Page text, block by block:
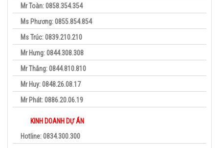
Mr Toàn: 0858.354.354
Ms Phương: 0855.854.854
Ms Trúc: 0839.210.210
Mr Hưng: 0844.308.308
Mr Thắng: 0844.810.810
Mr Huy: 0848.26.08.17
Mr Phát: 0886.20.06.19
KINH DOANH DỰ ÁN
Hotline: 0834.300.300